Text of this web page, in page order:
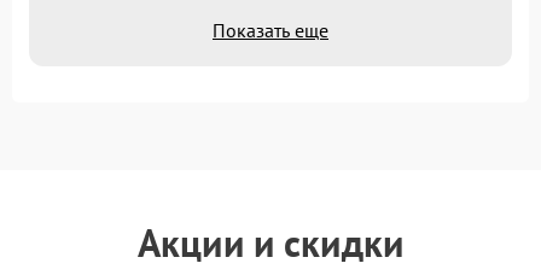
Показать еще
Акции и скидки